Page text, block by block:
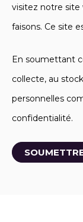
visitez notre site
faisons. Ce site
En soumettant
collecte, au
personnelles
confidentialité.